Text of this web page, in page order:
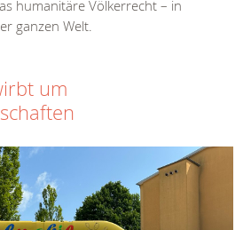
humanitäre Völkerrecht – in
ganzen Welt.
um